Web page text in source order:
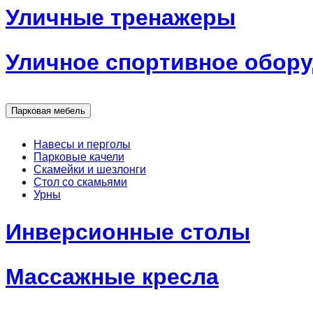
Уличные тренажеры
Уличное спортивное
Парковая мебель
Навесы и перголы
Парковые качели
Скамейки и шезлонги
Стол со скамьями
Урны
Инверсионные столы
Массажные кресла